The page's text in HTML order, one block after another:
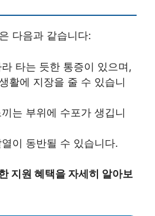
다음과 같습니다:
타는 듯한 통증이 있으며,
활에 지장을 줄 수 있습니
는 부위에 수포가 생깁니
이 동반될 수 있습니다.
지원 혜택을 자세히 알아보